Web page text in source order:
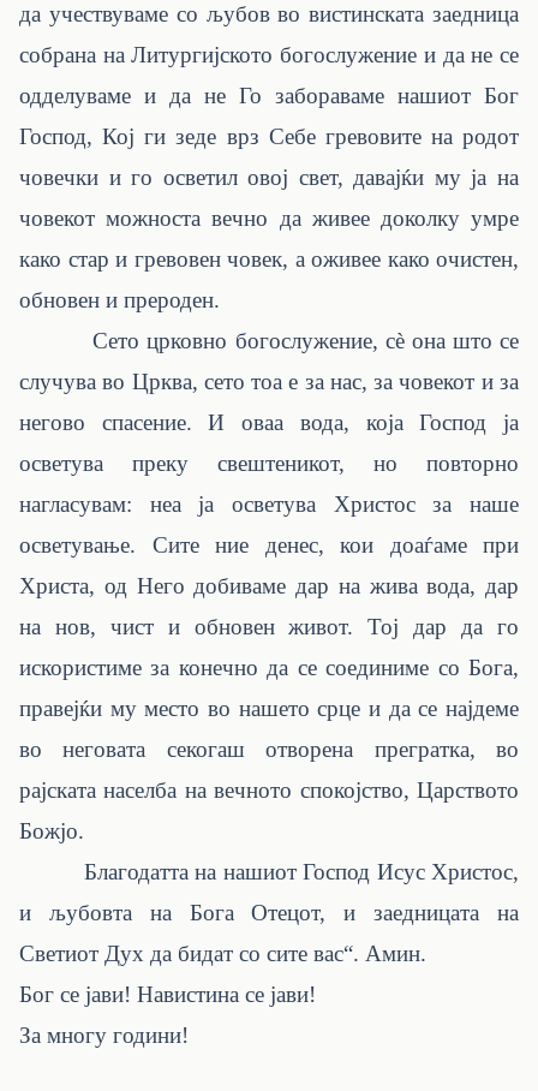
да учествуваме со љубов во вистинската заедница
собрана на Литургијското богослужение и да не се
одделуваме и да не Го забораваме нашиот Бог
Господ, Кој ги зеде врз Себе гревовите на родот
човечки и го осветил овој свет, давајќи му ја на
човекот можноста вечно да живее доколку умре
како стар и гревовен човек, а оживее како очистен,
обновен и прероден.
Сето црковно богослужение, сè она што се
случува во Црква, сето тоа е за нас, за човекот и за
негово спасение. И оваа вода, која Господ ја
осветува преку свештеникот, но повторно
нагласувам: неа ја осветува Христос за наше
осветување. Сите ние денес, кои доаѓаме при
Христа, од Него добиваме дар на жива вода, дар
на нов, чист и обновен живот. Тој дар да го
искористиме за конечно да се соединиме со Бога,
правејќи му место во нашето срце и да се најдеме
во неговата секогаш отворена прегратка, во
рајската населба на вечното спокојство, Царството
Божјо.
Благодатта на нашиот Господ Исус Христос,
и љубовта на Бога Отецот, и заедницата на
Светиот Дух да бидат со сите вас“. Амин.
Бог се јави! Навистина се јави!
За многу години!